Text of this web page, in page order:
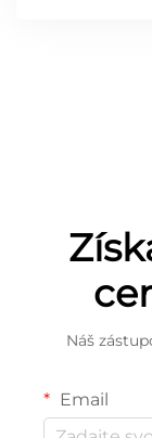
Náš
Email